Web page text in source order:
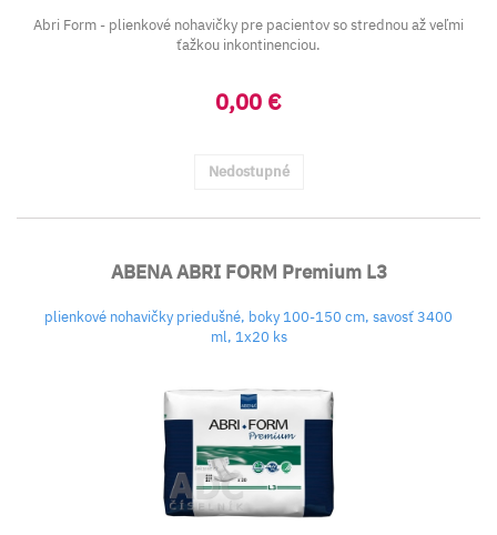
Abri Form - plienkové nohavičky pre pacientov so strednou až veľmi
ťažkou inkontinenciou.
0,00 €
Nedostupné
ABENA ABRI FORM Premium L3
plienkové nohavičky priedušné, boky 100-150 cm, savosť 3400
ml, 1x20 ks